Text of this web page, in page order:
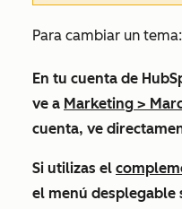
Para cambiar un tema:
En tu cuenta de
ve a Marketing >
cuenta, ve
Si utilizas el
el menú desplegable